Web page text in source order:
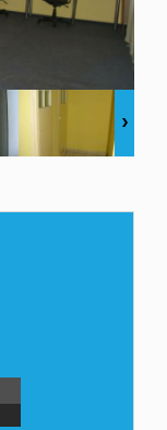
Kontakt